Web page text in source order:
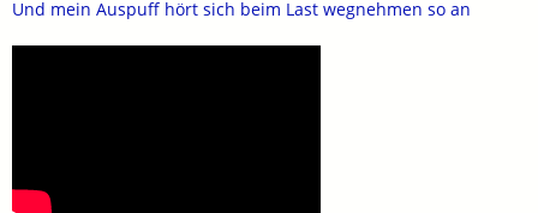
Und mein Auspuff hört sich beim Last wegnehmen so an